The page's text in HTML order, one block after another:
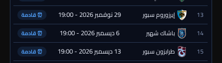
13 إيرزوروم سبور 29 نوفمبر 2026 - 19:00 ⏰ قادمة
14 باشاك شهير 6 ديسمبر 2026 - 19:00 ⏰ قادمة
15 طرابزون سبور 13 ديسمبر 2026 - 19:00 ⏰ قادمة